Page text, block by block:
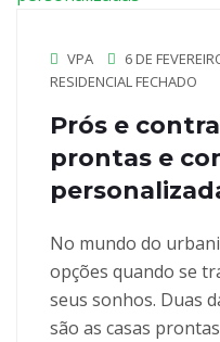
VPA 6 DE
RESIDENCIAL FECHADO
Prós e
prontas e
No mundo do
opções quando se
seus sonhos. Duas
são as casas